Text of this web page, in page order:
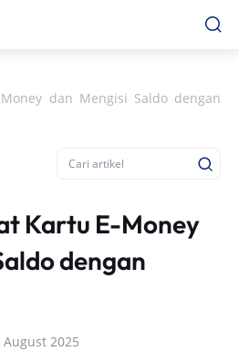
dan Mengisi Saldo dengan
Kartu E-Money
dengan
August 2025